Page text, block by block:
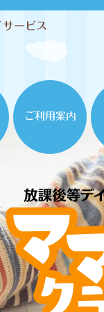
ービス
ご利用案内